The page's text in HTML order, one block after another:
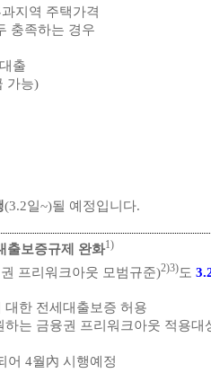
과지역 주택가격
충족하는 경우
출
가능)
(3.2일~)될 예정입니다.
출보증규제 완화1)
프리워크아웃 모범규준)2)3)도
대한 전세대출보증 허용
는 금융권 프리워크아웃 적용
어 4월內 시행예정